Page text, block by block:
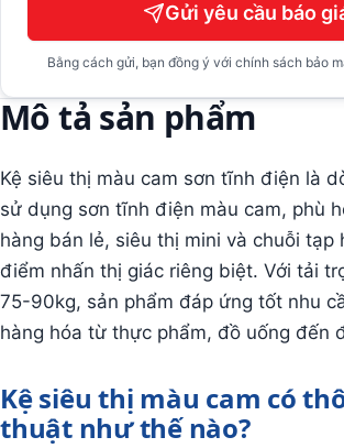
Gửi yêu cầu báo
Bằng cách gửi, bạn đồng ý với chính sách bảo
Mô tả sản phẩm
Kệ siêu thị màu cam sơn tĩnh điện là
sử dụng sơn tĩnh điện màu cam, phù
hàng bán lẻ, siêu thị mini và chuỗi tạp
điểm nhấn thị giác riêng biệt. Với tải
75-90kg, sản phẩm đáp ứng tốt nhu
hàng hóa từ thực phẩm, đồ uống đến
Kệ siêu thị màu cam có
thuật như thế nào?